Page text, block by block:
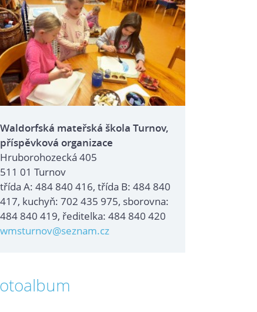
Waldorfská mateřská škola Turnov,
příspěvková organizace
Hruborohozecká 405
511 01 Turnov
třída A: 484 840 416, třída B: 484 840
417, kuchyň: 702 435 975, sborovna:
484 840 419, ředitelka: 484 840 420
wmsturnov@seznam.cz